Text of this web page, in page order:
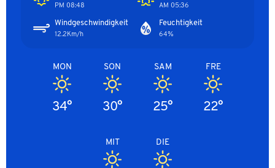
05:36 AM
08:48 PM
Feuchtigkeit
64%
Windgeschwindigkeit
12.2Km/h
FRE
22°
SAM
25°
SON
30°
MON
34°
DIE
MIT